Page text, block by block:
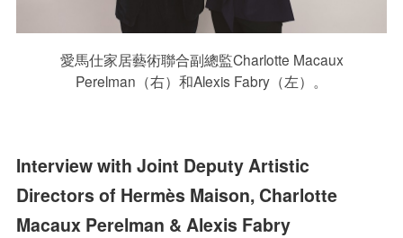
愛馬仕家居藝術聯合副總監Charlotte Macaux
Perelman（右）和Alexis Fabry（左）。
Interview with Joint Deputy Artistic
Directors of Hermès Maison, Charlotte
Macaux Perelman & Alexis Fabry